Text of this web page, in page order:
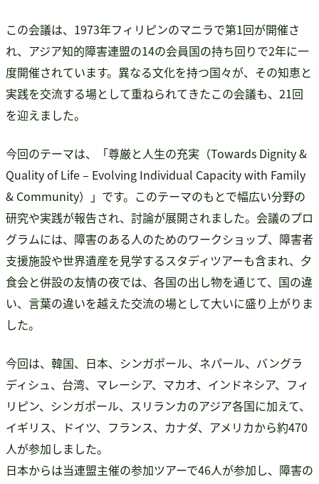
この会議は、1973年フィリピンのマニラで第1回が開催さ
れ、アジア知的障害連盟の14の会員国の持ち回りで2年に一
度開催されています。異なる文化を持つ国々が、その知恵と
実践を交流する場として重ねられてきたこの会議も、21回
を迎えました。
今回のテーマは、「尊厳と人生の充実（Towards Dignity &
Quality of Life – Evolving Individual Capacity with Family
& Community）」です。このテーマのもとで幅広い分野の
研究や実践が報告され、討論が展開されました。会議のプロ
グラムには、障害のある人のためのワークショップ、障害者
支援施設や世界遺産を見学するスタディツアーも含まれ、夕
食会と併設の友情の夜では、各国の出し物を通じて、国の違
い、言葉の違いを越えた交流の場として大いに盛り上がりま
した。
今回は、韓国、日本、シンガポール、ネパール、バングラ
ディシュ、台湾、マレーシア、マカオ、インドネシア、フィ
リピン、シンガポール、スリランカのアジア各国に加えて、
イギリス、ドイツ、フランス、カナダ、アメリカから約470
人が参加しました。
日本からは当連盟主催の参加ツアーで46人が参加し、障害の
啓発事業
調査・研究事業
セミナー情報
書籍・DVD販売
書籍・DVD販売
支援のお願い
会員募集
寄附